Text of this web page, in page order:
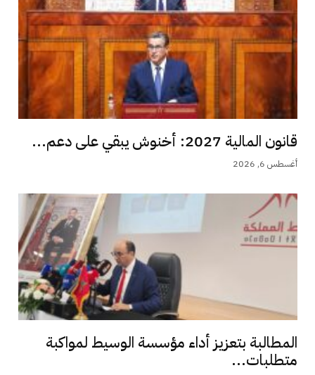
قانون المالية 2027: أخنوش يبقي على دعم...
أغسطس 6, 2026
المطالبة بتعزيز أداء مؤسسة الوسيط لمواكبة
متطلبات...